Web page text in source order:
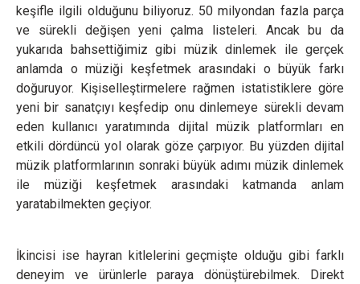
keşifle ilgili olduğunu biliyoruz. 50 milyondan fazla parça
ve sürekli değişen yeni çalma listeleri. Ancak bu da
yukarıda bahsettiğimiz gibi müzik dinlemek ile gerçek
anlamda o müziği keşfetmek arasındaki o büyük farkı
doğuruyor. Kişiselleştirmelere rağmen istatistiklere göre
yeni bir sanatçıyı keşfedip onu dinlemeye sürekli devam
eden kullanıcı yaratımında dijital müzik platformları en
etkili dördüncü yol olarak göze çarpıyor. Bu yüzden dijital
müzik platformlarının sonraki büyük adımı müzik dinlemek
ile müziği keşfetmek arasındaki katmanda anlam
yaratabilmekten geçiyor.
İkincisi ise hayran kitlelerini geçmişte olduğu gibi farklı
deneyim ve ürünlerle paraya dönüştürebilmek. Direkt